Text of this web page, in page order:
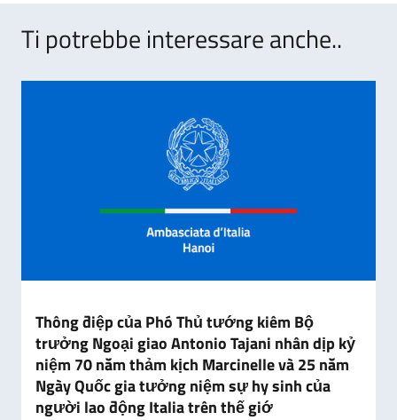
Ti potrebbe interessare anche..
Thông điệp của Phó Thủ tướng kiêm Bộ
trưởng Ngoại giao Antonio Tajani nhân dịp kỷ
niệm 70 năm thảm kịch Marcinelle và 25 năm
Ngày Quốc gia tưởng niệm sự hy sinh của
người lao động Italia trên thế giớ